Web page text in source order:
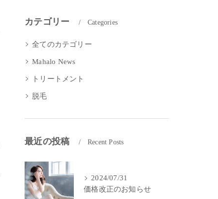
カテゴリー Categories
全てのカテゴリー
Mahalo News
トリートメント
脱毛
最近の投稿 Recent Posts
2024/07/31
価格改正のお知らせ